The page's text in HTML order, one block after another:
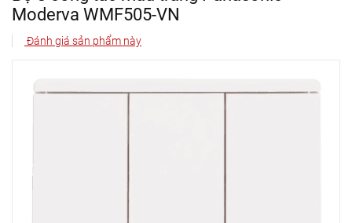
Moderva WMF505-VN
Đánh giá sản phẩm này